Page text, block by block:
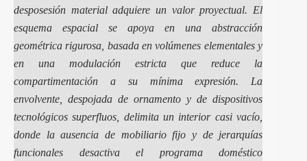
desposesión material adquiere un valor proyectual. El
esquema espacial se apoya en una abstracción
geométrica rigurosa, basada en volúmenes elementales y
en una modulación estricta que reduce la
compartimentación a su mínima expresión. La
envolvente, despojada de ornamento y de dispositivos
tecnológicos superfluos, delimita un interior casi vacío,
donde la ausencia de mobiliario fijo y de jerarquías
funcionales desactiva el programa doméstico